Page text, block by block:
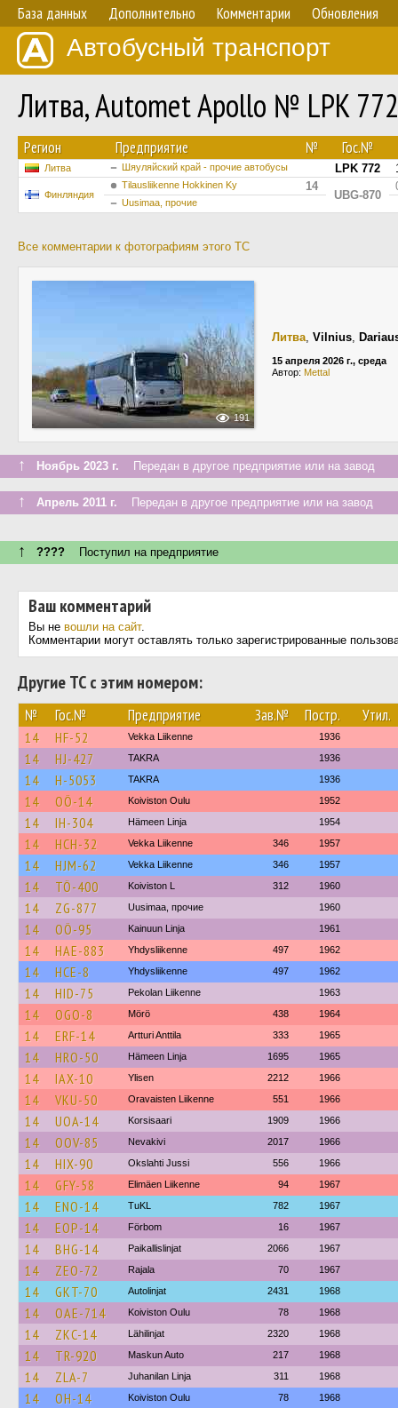
База данных Дополнительно Комментарии Обновления
Автобусный транспорт
Литва, Automet Apollo № LPK 772
Регион Предприятие № Гос.№
Литва Шяуляйский край - прочие автобусы LPK 772
Финляндия
Tilausliikenne Hokkinen Ky 14
UBG-870
Uusimaa, прочие
Все комментарии к фотографиям этого ТС
191
Литва, Vilnius,
15 апреля 2026 г., среда
Автор: Mettal
↑ Ноябрь 2023 г. Передан в другое предприятие или на завод
↑ Апрель 2011 г. Передан в другое предприятие или на завод
↑ ???? Поступил на предприятие
Ваш комментарий
Вы не вошли на сайт.
Комментарии могут оставлять только зарегистрированные
Другие ТС с этим номером:
№ Гос.№ Предприятие Зав.№ Постр. Утил.
14 HF-52 Vekka Liikenne 1936
14 HJ-427 TAKRA 1936
14 H-5053 TAKRA 1936
14 OÖ-14 Koiviston Oulu 1952
14 IH-304 Hämeen Linja 1954
14 HCH-32 Vekka Liikenne 346 1957
14 HJM-62 Vekka Liikenne 346 1957
14 TÖ-400 Koiviston L 312 1960
14 ZG-877 Uusimaa, прочие 1960
14 OÖ-95 Kainuun Linja 1961
14 HAE-883 Yhdysliikenne 497 1962
14 HCE-8 Yhdysliikenne 497 1962
14 HID-75 Pekolan Liikenne 1963
14 OGO-8 Mörö 438 1964
14 ERF-14 Artturi Anttila 333 1965
14 HRO-50 Hämeen Linja 1695 1965
14 IAX-10 Ylisen 2212 1966
14 VKU-50 Oravaisten Liikenne 551 1966
14 UOA-14 Korsisaari 1909 1966
14 OOV-85 Nevakivi 2017 1966
14 HIX-90 Okslahti Jussi 556 1966
14 GFY-58 Elimäen Liikenne 94 1967
14 ENO-14 TuKL 782 1967
14 EOP-14 Förbom 16 1967
14 BHG-14 Paikallislinjat 2066 1967
14 ZEO-72 Rajala 70 1967
14 GKT-70 Autolinjat 2431 1968
14 OAE-714 Koiviston Oulu 78 1968
14 ZKC-14 Lähilinjat 2320 1968
14 TR-920 Maskun Auto 217 1968
14 ZLA-7 Juhanilan Linja 311 1968
14 OH-14 Koiviston Oulu 78 1968